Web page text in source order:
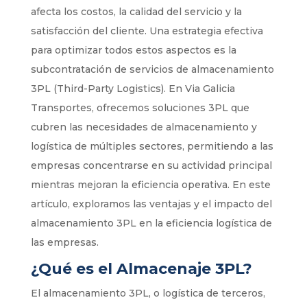
afecta los costos, la calidad del servicio y la
satisfacción del cliente. Una estrategia efectiva
para optimizar todos estos aspectos es la
subcontratación de servicios de almacenamiento
3PL (Third-Party Logistics). En Via Galicia
Transportes, ofrecemos soluciones 3PL que
cubren las necesidades de almacenamiento y
logística de múltiples sectores, permitiendo a las
empresas concentrarse en su actividad principal
mientras mejoran la eficiencia operativa. En este
artículo, exploramos las ventajas y el impacto del
almacenamiento 3PL en la eficiencia logística de
las empresas.
¿Qué es el Almacenaje 3PL?
El almacenamiento 3PL, o logística de terceros,